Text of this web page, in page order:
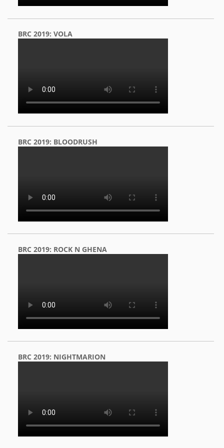
BRC 2019: VOLA
BRC 2019: BLOODRUSH
BRC 2019: ROCK N GHENA
BRC 2019: NIGHTMARION